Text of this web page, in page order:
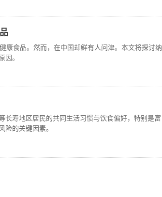
康食品。然而，在中国却鲜有人问津。本文将探讨纳
因。
长寿地区居民的共同生活习惯与饮食偏好，特别是富
险的关键因素。